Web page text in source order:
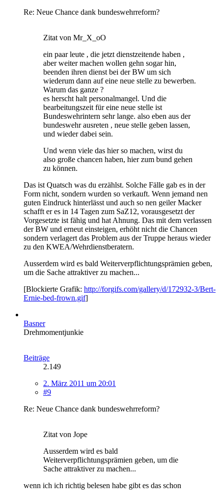
Re: Neue Chance dank bundeswehrreform?
Zitat von Mr_X_oO
ein paar leute , die jetzt dienstzeitende haben ,
aber weiter machen wollen gehn sogar hin,
beenden ihren dienst bei der BW um sich
wiederum dann auf eine neue stelle zu bewerben.
Warum das ganze ?
es herscht halt personalmangel. Und die
bearbeitungszeit für eine neue stelle ist
Bundeswehrintern sehr lange. also eben aus der
bundeswehr ausreten , neue stelle geben lassen,
und wieder dabei sein.
Und wenn viele das hier so machen, wirst du
also große chancen haben, hier zum bund gehen
zu können.
Das ist Quatsch was du erzählst. Solche Fälle gab es in der
Form nicht, sondern wurden so verkauft. Wenn jemand nen
guten Eindruck hinterlässt und auch so nen geiler Macker
schafft er es in 14 Tagen zum SaZ12, vorausgesetzt der
Vorgesetzte ist fähig und hat Ahnung. Das mit dem verlassen
der BW und erneut einsteigen, erhöht nicht die Chancen
sondern verlagert das Problem aus der Truppe heraus wieder
zu den KWEA/Wehrdienstberatern.
Ausserdem wird es bald Weiterverpflichtungsprämien geben,
um die Sache attraktiver zu machen...
[Blockierte Grafik: http://forgifs.com/gallery/d/172932-3/Bert-
Ernie-bed-frown.gif]
Basner
Drehmomentjunkie
Beiträge
2.149
2. März 2011 um 20:01
#9
Re: Neue Chance dank bundeswehrreform?
Zitat von Jope
Ausserdem wird es bald
Weiterverpflichtungsprämien geben, um die
Sache attraktiver zu machen...
wenn ich ich richtig belesen habe gibt es das schon